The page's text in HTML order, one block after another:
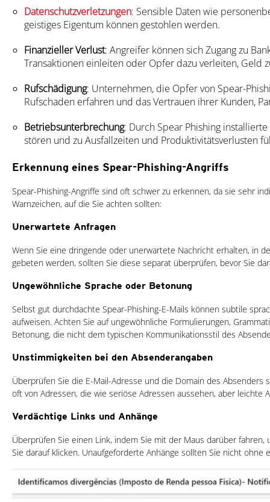
Datenschutzverletzungen: Sensible Daten wie
geistiges Eigentum können gestohlen werden.
Finanzieller Verlust: Angreifer können sich Zugang zu
Transaktionen einleiten oder Opfer dazu verleiten, Geld
Rufschädigung: Unternehmen, die Opfer von Spear-
Rufschaden erfahren und das Vertrauen ihrer Kunden,
Betriebsunterbrechung: Durch Spear Phishing
stören und zu Ausfallzeiten und Produktivitätsverlusten
Erkennung eines Spear-Phishing-Angriffs
Spear-Phishing-Angriffe sind oft schwer zu erkennen, da sie sehr
Warnzeichen, auf die Sie achten sollten:
Unerwartete Anfragen
Wenn Sie eine dringende oder unerwartete Nachricht erhalten, in
gebeten werden, sollten Sie diese separat überprüfen, bevor Sie
Ungewöhnliche Sprache oder Betonung
Selbst gut durchdachte Spear-Phishing-E-Mails können subtile
aufweisen. Achten Sie auf ungewöhnliche Formulierungen,
Betonung, die nicht dem typischen Kommunikationsstil des
Unstimmigkeiten bei den Absenderangaben
Überprüfen Sie die E-Mail-Adresse und die Domain des Absenders
oft von Adressen, die wie seriöse Adressen aussehen, aber leichte
Verdächtige Links und Anhänge
Überprüfen Sie einen Link, indem Sie mit der Maus darüber fahren,
Sie darauf klicken. Unaufgeforderte Anhänge sollten Sie nicht ohne